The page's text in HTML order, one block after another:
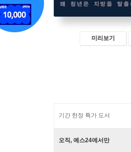
미리보기
기간 한정 특가 도서
오직, 예스24에서만